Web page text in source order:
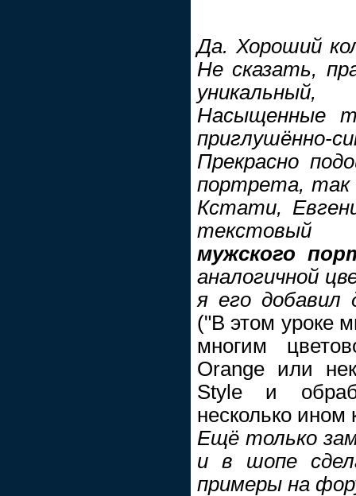
Да. Хороший
Не сказать,
Насыщенные
приглушённо-
Прекрасно
портрета, так
Кстати,
мужского
аналогичной
я его добавил
("В этом уроке
многим
Orange или
Style и
несколько ином
Ещё только
и в шопе
примеры на